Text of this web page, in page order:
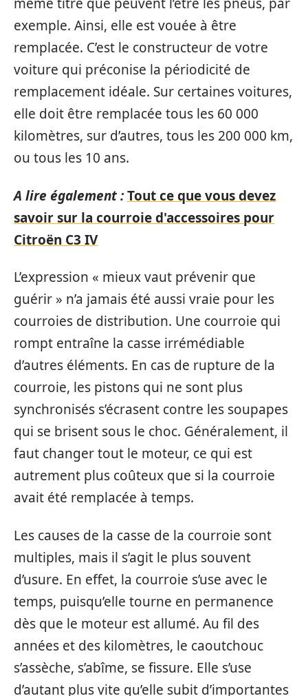
exemple. Ainsi, elle est vouée à être
remplacée. C’est le constructeur de votre
voiture qui préconise la périodicité de
remplacement idéale. Sur certaines voitures,
elle doit être remplacée tous les 60 000
kilomètres, sur d’autres, tous les 200 000 km,
ou tous les 10 ans.
A lire également :Tout ce que vous devez
savoir sur la courroie d'accessoires pour
Citroën C3 IV
L’expression « mieux vaut prévenir que
guérir » n’a jamais été aussi vraie pour les
courroies de distribution. Une courroie qui
rompt entraîne la casse irrémédiable
d’autres éléments. En cas de rupture de la
courroie, les pistons qui ne sont plus
synchronisés s’écrasent contre les soupapes
qui se brisent sous le choc. Généralement, il
faut changer tout le moteur, ce qui est
autrement plus coûteux que si la courroie
avait été remplacée à temps.
Les causes de la casse de la courroie sont
multiples, mais il s’agit le plus souvent
d’usure. En effet, la courroie s’use avec le
temps, puisqu’elle tourne en permanence
dès que le moteur est allumé. Au fil des
années et des kilomètres, le caoutchouc
s’assèche, s’abîme, se fissure. Elle s’use
d’autant plus vite qu’elle subit d’importantes